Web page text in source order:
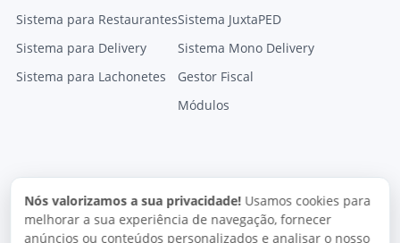
Sistema para Restaurantes
Sistema para Delivery
Sistema para Lachonetes
Sistema JuxtaPED
Sistema Mono Delivery
Gestor Fiscal
Módulos
Nós valorizamos a sua privacidade! Usamos cookies para
melhorar a sua experiência de navegação, fornecer
anúncios ou conteúdos personalizados e analisar o nosso